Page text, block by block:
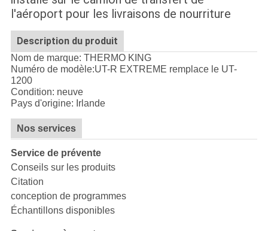
l'aéroport pour les livraisons de nourriture
Description du produit
Nom de marque: THERMO KING
Numéro de modèle:UT-R EXTREME remplace le UT-
1200
Condition: neuve
Pays d'origine: Irlande
Nos services
Service de prévente
Conseils sur les produits
Citation
conception de programmes
Échantillons disponibles